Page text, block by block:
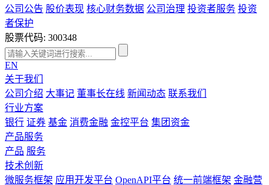
公司公告 股价表现 核心财务数据 公司治理 投资者服务 投资
者保护
股票代码: 300348
EN
关于我们
公司介绍 大事记 董事长在线 新闻动态 联系我们
行业方案
银行 证券 基金 消费金融 金控平台 集团资金
产品服务
产品 服务
技术创新
微服务框架 应用开发平台 OpenAPI平台 统一前端框架 金融营